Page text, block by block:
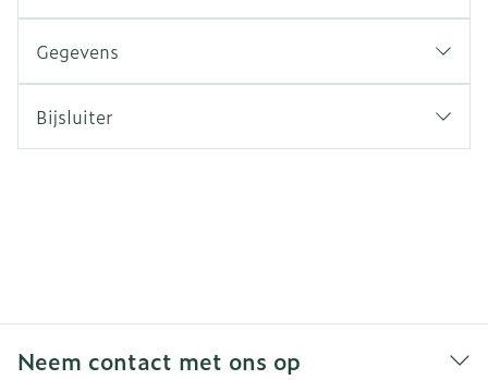
Gegevens
Bijsluiter
Neem contact met ons op